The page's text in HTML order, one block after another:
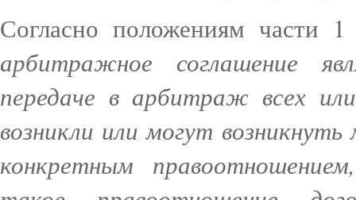
Согласно положениям части
арбитражное соглашение
передаче в арбитраж всех
возникли или могут
конкретным